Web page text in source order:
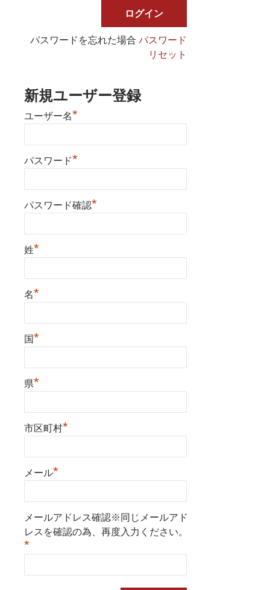
パスワードを忘れた場合パスワード
リセット
新規ユーザー登録
ユーザー名*
パスワード*
パスワード確認*
姓*
名*
国*
県*
市区町村*
メール*
メールアドレス確認※同じメールアド
レスを確認の為、再度入力ください。
*